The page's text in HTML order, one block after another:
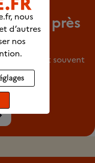
près
est souvent
nous
d’autres
nos